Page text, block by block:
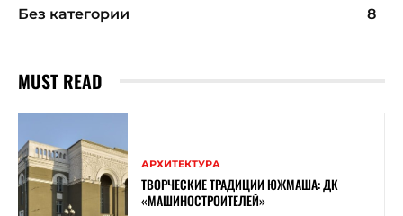
Без категории
8
MUST READ
АРХИТЕКТУРА
ТВОРЧЕСКИЕ ТРАДИЦИИ ЮЖМАША: ДК
«МАШИНОСТРОИТЕЛЕЙ»